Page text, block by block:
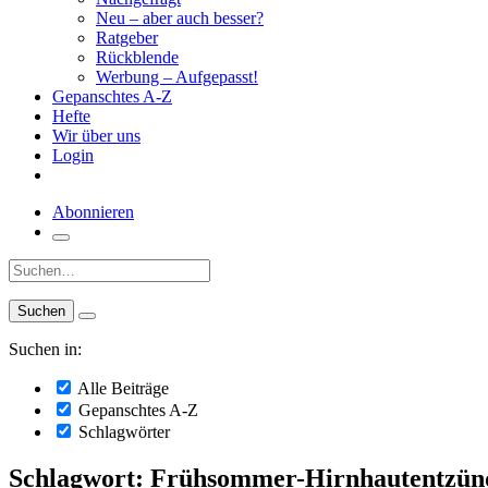
Neu – aber auch besser?
Ratgeber
Rückblende
Werbung – Aufgepasst!
Gepanschtes A-Z
Hefte
Wir über uns
Login
Abonnieren
Suche:
Suchen in:
Alle Beiträge
Gepanschtes A-Z
Schlagwörter
Schlagwort: Frühsommer-